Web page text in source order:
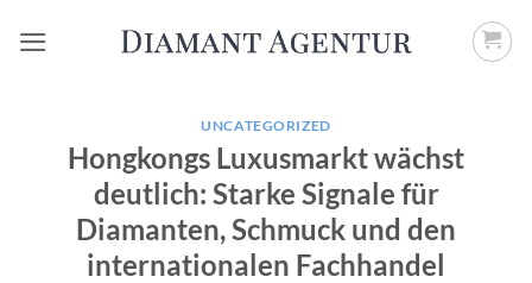
Inhalt
UNCATEGORIZED
Hongkongs Luxusmarkt wächst
deutlich: Starke Signale für
Diamanten, Schmuck und den
internationalen Fachhandel